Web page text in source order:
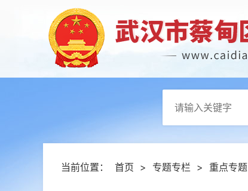
当前位置： 首页 > 专题专栏 > 重点专题